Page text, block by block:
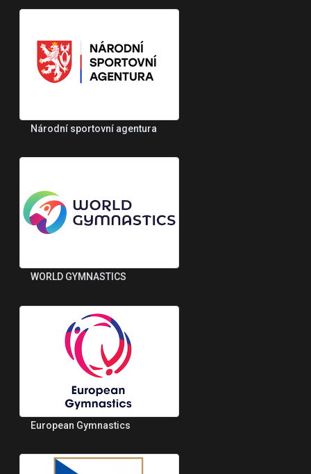
Národní sportovní agentura
WORLD GYMNASTICS
European Gymnastics